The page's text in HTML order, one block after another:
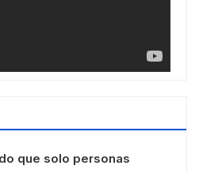
que solo personas